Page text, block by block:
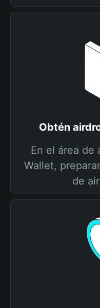
Obtén
En el área de
Wallet,
de